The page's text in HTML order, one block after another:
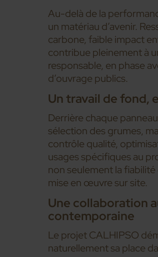
Au-delà de la
un matériau d’avenir.
carbone, faible impact
contribue pleinement à
responsable, en phase
d’ouvrage publics.
Un travail de fond,
Derrière chaque
sélection des grumes,
contrôle qualité,
usages spécifiques au
non seulement la
mise en œuvre sur site.
Une collaboration
contemporaine
Le projet CALHIPSO
naturellement sa place